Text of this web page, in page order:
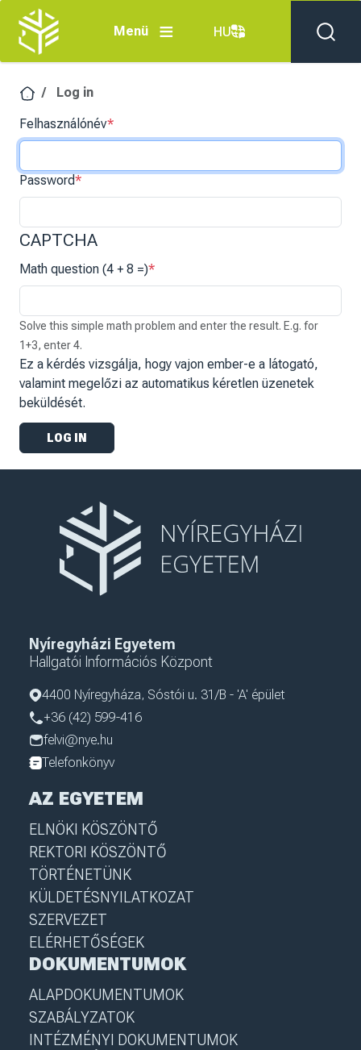
Skip to main content
Menü
HU
Log in
Felhasználónév
Password
CAPTCHA
Math question (4 + 8 =)
Solve this simple math problem and enter the result. E.g. for
1+3, enter 4.
Ez a kérdés vizsgálja, hogy vajon ember-e a látogató,
valamint megelőzi az automatikus kéretlen üzenetek
beküldését.
Nyíregyházi Egyetem
Hallgatói Információs Központ
4400 Nyíregyháza, Sóstói u. 31/B - 'A' épület
+36 (42) 599-416
felvi@nye.hu
Telefonkönyv
AZ EGYETEM
ELNÖKI KÖSZÖNTŐ
REKTORI KÖSZÖNTŐ
TÖRTÉNETÜNK
KÜLDETÉSNYILATKOZAT
SZERVEZET
ELÉRHETŐSÉGEK
DOKUMENTUMOK
ALAPDOKUMENTUMOK
SZABÁLYZATOK
INTÉZMÉNYI DOKUMENTUMOK